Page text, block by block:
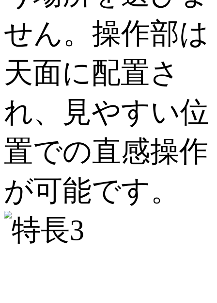
せん。操作部は
天面に配置さ
れ、見やすい位
置での直感操作
が可能です。